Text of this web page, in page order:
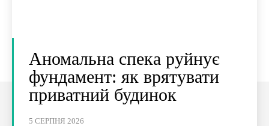
Аномальна спека руйнує
фундамент: як врятувати
приватний будинок
5 СЕРПНЯ 2026